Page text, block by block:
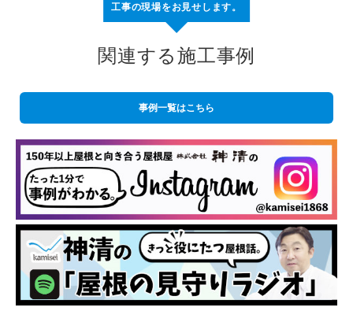
工事の現場をお見せします。
関連する施工事例
事例一覧はこちら